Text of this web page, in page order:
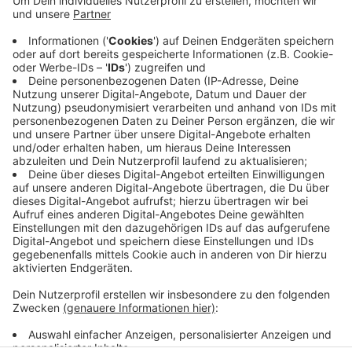
Anzeige
Anzeige
Innenminister Reul hat alle Städte und Gemeinden
dazu aufgefordert - als Zeichen der Anteilnahme. Die
Anweisung gilt für alle Dienstgebäude, Anstalten und
Stiftungen des Landes NRW.
Anzeige